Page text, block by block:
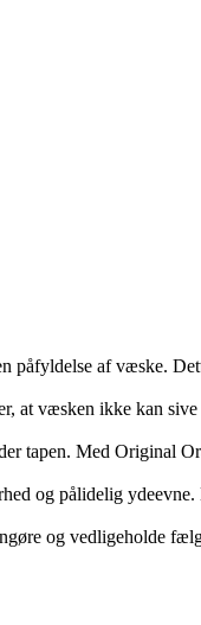
påfyldelse af væske.
at væsken ikke kan
tapen. Med Original
og pålidelig
og vedligeholde